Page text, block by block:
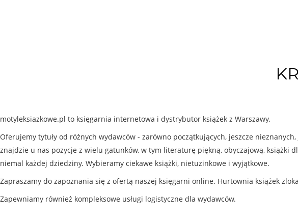
motyleksiazkowe.pl to księgarnia internetowa i dystrybutor książek z Warszawy.
Oferujemy tytuły od różnych wydawców - zarówno początkujących, jeszcze
znajdzie u nas pozycje z wielu gatunków, w tym literaturę piękną, obyczajową, książki
niemal każdej dziedziny. Wybieramy ciekawe książki, nietuzinkowe i wyjątkowe.
Zapraszamy do zapoznania się z ofertą naszej księgarni online. Hurtownia książek
Zapewniamy również kompleksowe usługi logistyczne dla wydawców.